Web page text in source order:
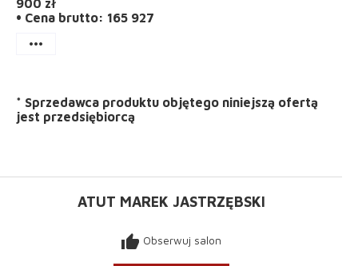
900 zł
• Cena brutto: 165 927
more_horiz
* Sprzedawca produktu objętego niniejszą ofertą
jest przedsiębiorcą
ATUT MAREK JASTRZĘBSKI
thumb_up Obserwuj salon